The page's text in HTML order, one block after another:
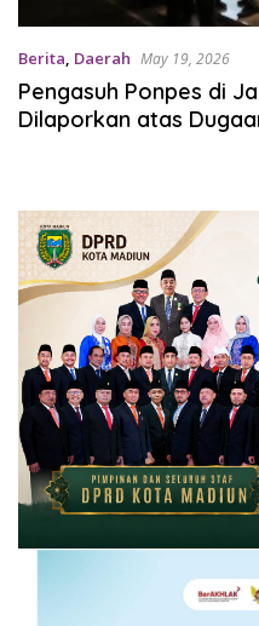
Berita, Daerah May 19, 2026
Pengasuh Ponpes di
Dilaporkan atas